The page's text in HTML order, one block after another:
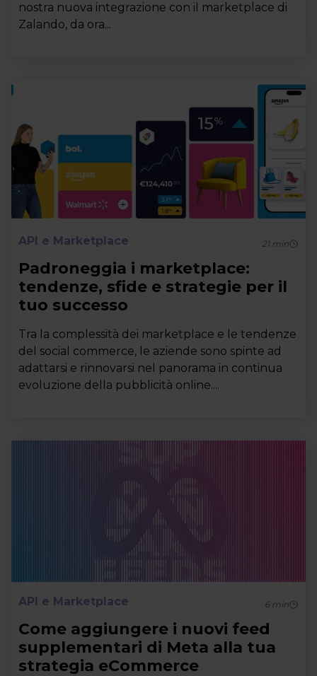
nostra nuova integrazione con il marketplace di
Zalando, da ora...
API e Marketplace 21min
Padroneggia i marketplace:
tendenze, sfide e strategie per il
tuo successo
Tra la complessità dei marketplace e le tendenze
del social commerce, le aziende sono spinte ad
adattarsi e rinnovarsi nel panorama in continua
evoluzione della pubblicità online....
API e Marketplace 6min
Come aggiungere i nuovi feed
supplementari di Meta alla tua
strategia eCommerce